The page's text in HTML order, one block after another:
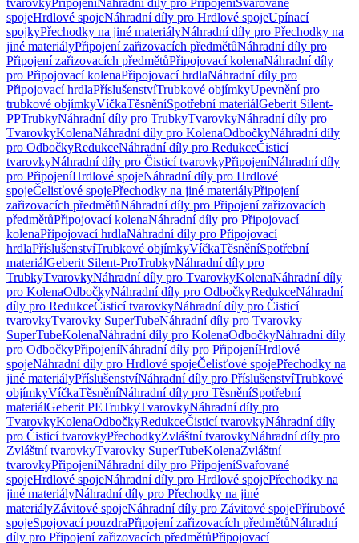
tvarovkyPřipojeníNáhradní díly pro PřipojeníSvařované
spojeHrdlové spojeNáhradní díly pro Hrdlové spojeUpínací
spojkyPřechodky na jiné materiályNáhradní díly pro Přechodky na
jiné materiályPřipojení zařizovacích předmětůNáhradní díly pro
Připojení zařizovacích předmětůPřipojovací kolenaNáhradní díly
pro Připojovací kolenaPřipojovací hrdlaNáhradní díly pro
Připojovací hrdlaPříslušenstvíTrubkové objímkyUpevnění pro
trubkové objímkyVíčkaTěsněníSpotřební materiálGeberit Silent-
PPTrubkyNáhradní díly pro TrubkyTvarovkyNáhradní díly pro
TvarovkyKolenaNáhradní díly pro KolenaOdbočkyNáhradní díly
pro OdbočkyRedukceNáhradní díly pro RedukceČisticí
tvarovkyNáhradní díly pro Čisticí tvarovkyPřipojeníNáhradní díly
pro PřipojeníHrdlové spojeNáhradní díly pro Hrdlové
spojeČelisťové spojePřechodky na jiné materiályPřipojení
zařizovacích předmětůNáhradní díly pro Připojení zařizovacích
předmětůPřipojovací kolenaNáhradní díly pro Připojovací
kolenaPřipojovací hrdlaNáhradní díly pro Připojovací
hrdlaPříslušenstvíTrubkové objímkyVíčkaTěsněníSpotřební
materiálGeberit Silent-ProTrubkyNáhradní díly pro
TrubkyTvarovkyNáhradní díly pro TvarovkyKolenaNáhradní díly
pro KolenaOdbočkyNáhradní díly pro OdbočkyRedukceNáhradní
díly pro RedukceČisticí tvarovkyNáhradní díly pro Čisticí
tvarovkyTvarovky SuperTubeNáhradní díly pro Tvarovky
SuperTubeKolenaNáhradní díly pro KolenaOdbočkyNáhradní díly
pro OdbočkyPřipojeníNáhradní díly pro PřipojeníHrdlové
spojeNáhradní díly pro Hrdlové spojeČelisťové spojePřechodky na
jiné materiályPříslušenstvíNáhradní díly pro PříslušenstvíTrubkové
objímkyVíčkaTěsněníNáhradní díly pro TěsněníSpotřební
materiálGeberit PETrubkyTvarovkyNáhradní díly pro
TvarovkyKolenaOdbočkyRedukceČisticí tvarovkyNáhradní díly
pro Čisticí tvarovkyPřechodkyZvláštní tvarovkyNáhradní díly pro
Zvláštní tvarovkyTvarovky SuperTubeKolenaZvláštní
tvarovkyPřipojeníNáhradní díly pro PřipojeníSvařované
spojeHrdlové spojeNáhradní díly pro Hrdlové spojePřechodky na
jiné materiályNáhradní díly pro Přechodky na jiné
materiályZávitové spojeNáhradní díly pro Závitové spojePřírubové
spojeSpojovací pouzdraPřipojení zařizovacích předmětůNáhradní
díly pro Připojení zařizovacích předmětůPřipojovací